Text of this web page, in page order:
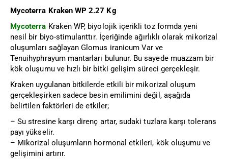
Mycoterra Kraken WP 2.27 Kg
Mycoterra Kraken WP, biyolojik içerikli toz formda yeni
nesil bir biyo-stimulanttır. İçeriğinde ağırlıklı olarak mikorizal
oluşumları sağlayan Glomus iranicum Var ve
Tenuihyphrayum mantarları bulunur. Bu sayede muazzam bir
kök oluşumu ve hızlı bir bitki gelişim süreci gerçekleşir.
Kraken uygulanan bitkilerde etkili bir mikorizal oluşum
gerçekleşirken sadece besin emilimini değil, aşağıda
belirtilen faktörleri de etkiler;
– Su stresine karşı direnç artar, sudaki tuzlara karşı tolerans
payı yükselir.
– Mikorizal oluşumların hormonal etkileri, kök oluşumu ve
gelişimini artırır.